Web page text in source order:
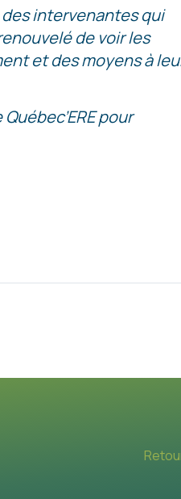
intervenantes qui
de voir les
et des moyens à
pour